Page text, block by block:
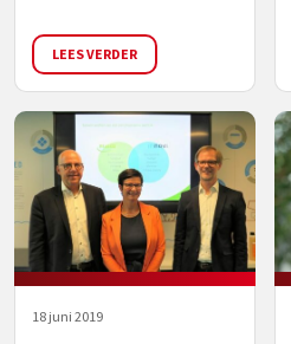
LEES VERDER
18 juni 2019